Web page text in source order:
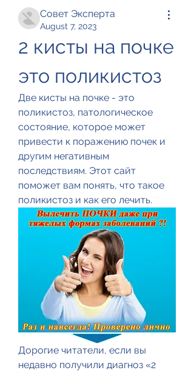
Совет Эксперта
August 7, 2023
2 кисты на почке
это поликистоз
Две кисты на почке - это
поликистоз, патологическое
состояние, которое может
привести к поражению почек и
другим негативным
последствиям. Этот сайт
поможет вам понять, что такое
поликистоз и как его лечить.
Дорогие читатели, если вы
недавно получили диагноз «2